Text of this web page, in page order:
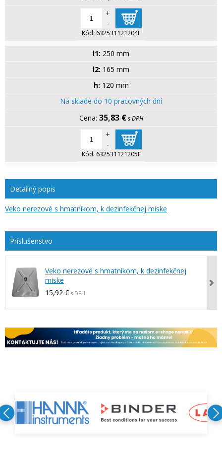
+
-
Kód: 632531121204F
l1: 250 mm
l2: 165 mm
h: 120 mm
Na sklade do 10 pracovných dní
35,83 € s DPH
+
-
Kód: 632531121205F
Detailný popis
Veko nerezové s hmatníkom, k dezinfekčnej miske
Veko nerezové s hmatníkom, k dezinfekčnej
miske
15,92 € s DPH